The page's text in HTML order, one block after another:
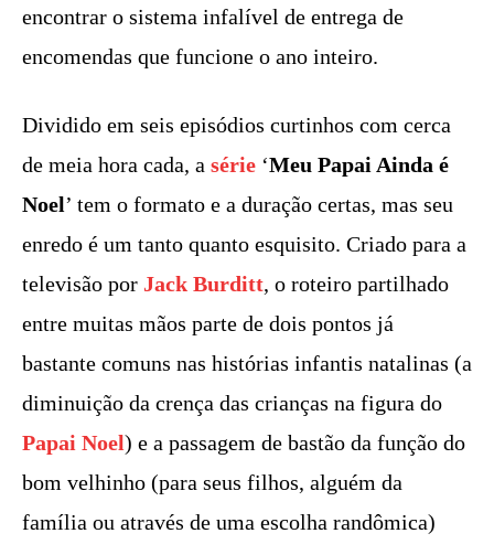
encontrar o sistema infalível de entrega de
encomendas que funcione o ano inteiro.
Dividido em seis episódios curtinhos com cerca
de meia hora cada, a série ‘Meu Papai Ainda é
Noel’ tem o formato e a duração certas, mas seu
enredo é um tanto quanto esquisito. Criado para a
televisão por Jack Burditt, o roteiro partilhado
entre muitas mãos parte de dois pontos já
bastante comuns nas histórias infantis natalinas (a
diminuição da crença das crianças na figura do
Papai Noel) e a passagem de bastão da função do
bom velhinho (para seus filhos, alguém da
família ou através de uma escolha randômica)